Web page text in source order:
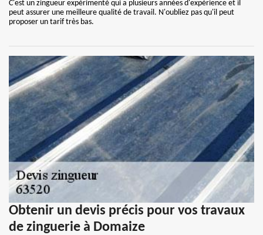
C'est un zingueur expérimenté qui a plusieurs années d'expérience et il
peut assurer une meilleure qualité de travail. N'oubliez pas qu'il peut
proposer un tarif très bas.
Obtenir un devis précis pour vos travaux
de zinguerie à Domaize